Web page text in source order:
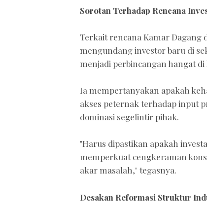
Sorotan Terhadap Rencana
Terkait rencana Kamar Dagang
mengundang investor baru di
menjadi perbincangan hangat
Ia mempertanyakan apakah
akses peternak terhadap input
dominasi segelintir pihak.
"Harus dipastikan apakah
memperkuat cengkeraman
akar masalah," tegasnya.
Desakan Reformasi Struktur